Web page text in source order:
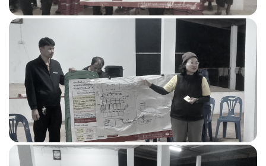
แบบสอบถาม
การคุ้มครองข้อมูลส่วนบุคคล
ข้อมูลสถิติการให้บริการ
ข้อมูลสถิติการขอรับบริการผ่านช่องทางออนไลน์ (E–
SERVICE)